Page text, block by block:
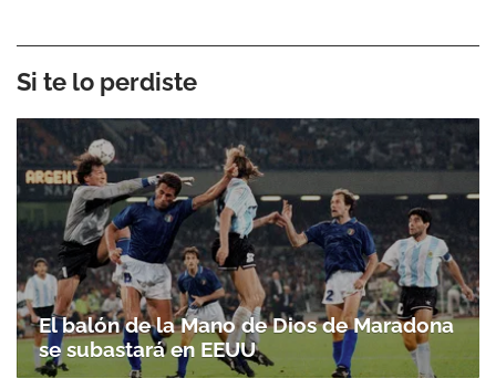
Si te lo perdiste
El balón de la Mano de Dios de Maradona
se subastará en EEUU